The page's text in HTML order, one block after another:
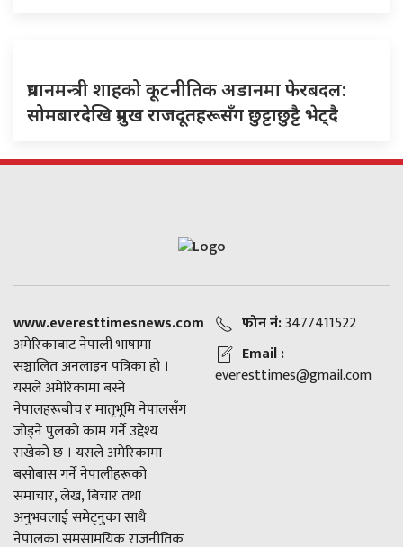
प्रधानमन्त्री शाहको कूटनीतिक अडानमा फेरबदल:
सोमबारदेखि प्रमुख राजदूतहरूसँग छुट्टाछुट्टै भेट्दै
www.everesttimesnews.com
अमेरिकाबाट नेपाली भाषामा
सञ्चालित अनलाइन पत्रिका हो ।
यसले अमेरिकामा बस्ने
नेपालहरूबीच र मातृभूमि नेपालसँग
जोड्ने पुलको काम गर्ने उद्देश्य
राखेको छ । यसले अमेरिकामा
बसोबास गर्ने नेपालीहरूको
समाचार, लेख, बिचार तथा
अनुभवलाई समेट्नुका साथै
नेपालका समसामयिक राजनीतिक
फोन नं:3477411522
Email :
everesttimes@gmail.com